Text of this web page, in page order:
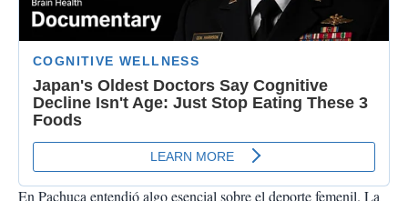
En Pachuca entendió algo esencial sobre el deporte femenil. La